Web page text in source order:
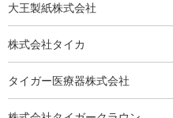
大王製紙株式会社
株式会社タイカ
タイガー医療器株式会社